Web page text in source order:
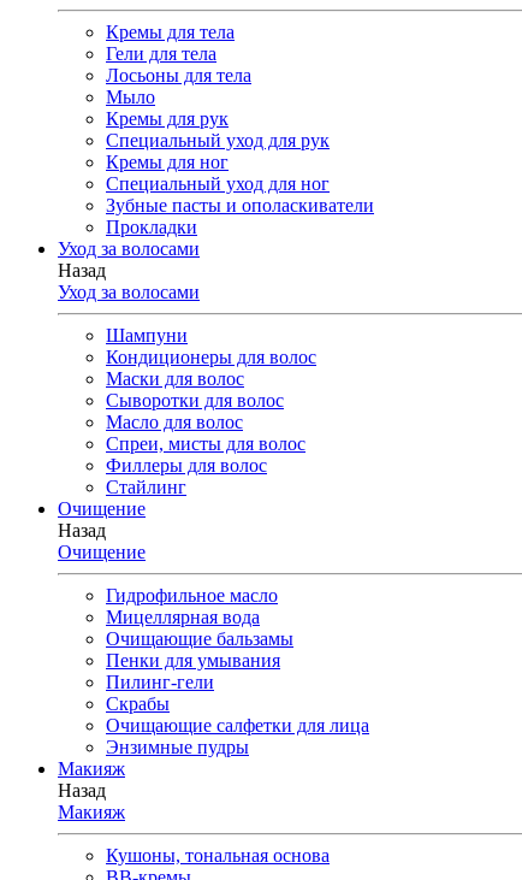
Кремы для тела
Гели для тела
Лосьоны для тела
Мыло
Кремы для рук
Специальный уход для рук
Кремы для ног
Специальный уход для ног
Зубные пасты и ополаскиватели
Прокладки
Уход за волосами
Назад
Уход за волосами
Шампуни
Кондиционеры для волос
Маски для волос
Сыворотки для волос
Масло для волос
Спреи, мисты для волос
Филлеры для волос
Стайлинг
Очищение
Назад
Очищение
Гидрофильное масло
Мицеллярная вода
Очищающие бальзамы
Пенки для умывания
Пилинг-гели
Скрабы
Очищающие салфетки для лица
Энзимные пудры
Макияж
Назад
Макияж
Кушоны, тональная основа